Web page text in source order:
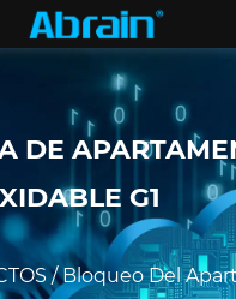
DE
G1
/Bloqueo Del